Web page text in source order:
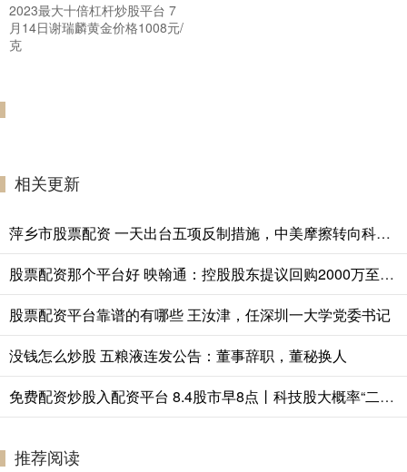
2023最大十倍杠杆炒股平台 7
月14日谢瑞麟黄金价格1008元/
克
相关更新
萍乡市股票配资 一天出台五项反制措施，中美摩擦转向科技供应链
股票配资那个平台好 映翰通：控股股东提议回购2000万至3000万元股份用于注销
股票配资平台靠谱的有哪些 王汝津，任深圳一大学党委书记
没钱怎么炒股 五粮液连发公告：董事辞职，董秘换人
免费配资炒股入配资平台 8.4股市早8点丨科技股大概率“二次起跳！
推荐阅读